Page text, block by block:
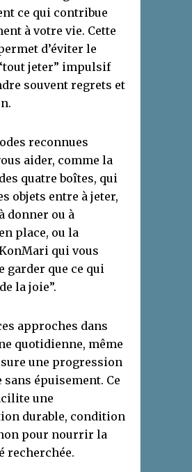
ce qui contribue
à votre vie. Cette
d’éviter le
jeter” impulsif
souvent regrets et
reconnues
aider, comme la
quatre boîtes, qui
objets entre à jeter,
donner ou à
place, ou la
qui vous
garder que ce qui
la joie”.
approches dans
quotidienne, même
une progression
sans épuisement. Ce
une
durable, condition
pour nourrir la
recherchée.